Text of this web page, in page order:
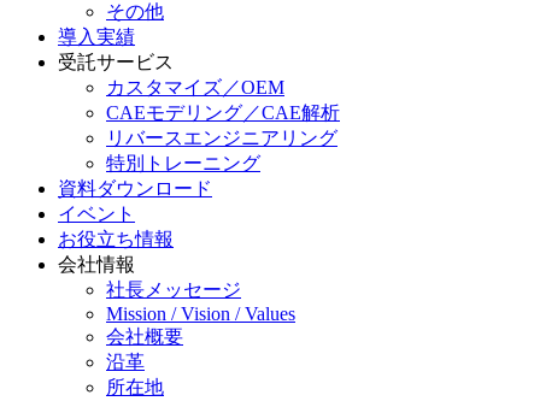
その他
導入実績
受託サービス
カスタマイズ／OEM
CAEモデリング／CAE解析
リバースエンジニアリング
特別トレーニング
資料ダウンロード
イベント
お役立ち情報
会社情報
社長メッセージ
Mission / Vision / Values
会社概要
沿革
所在地